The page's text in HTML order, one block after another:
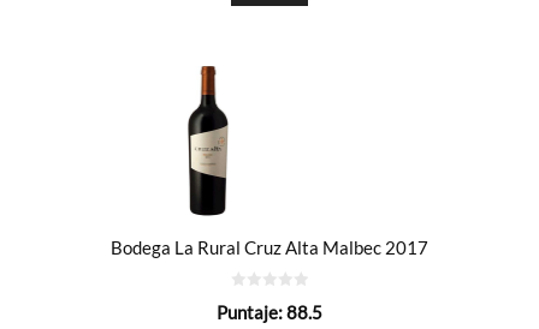
Bodega La Rural Cruz Alta Malbec 2017
de
Puntaje:88.5